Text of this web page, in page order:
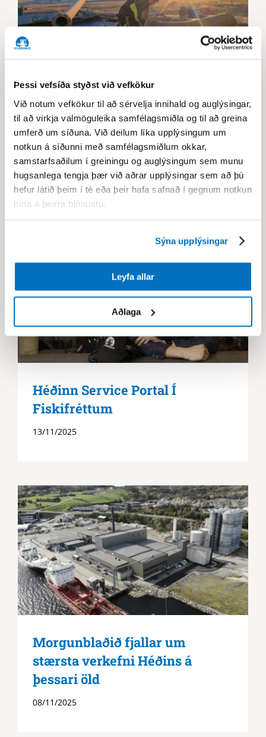
Þessi vefsíða styðst við vefkökur
Við notum vefkökur til að sérvelja innihald og auglýsingar,
til að virkja valmöguleika samfélagsmiðla og til að greina
umferð um síðuna. Við deilum líka upplýsingum um
notkun á síðunni með samfélagsmiðlum okkar,
samstarfsaðilum í greiningu og auglýsingum sem munu
hugsanlega tengja þær við aðrar upplýsingar sem að þú
hefur látið þeim í té eða þeir hafa safnað í gegnum notkun
þína á þeirra þjónustu.
Sýna upplýsingar
Leyfa allar
Aðlaga
Héðinn lýkur við uppsetningu á
neyðarbúnaði við Fitjar og
Rockville
30/12/2025
Héðinn Service Portal Í
Fiskifréttum
13/11/2025
Morgunblaðið fjallar um
stærsta verkefni Héðins á
þessari öld
08/11/2025